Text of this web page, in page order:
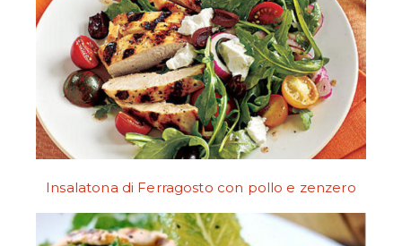
Insalatona di Ferragosto con pollo e zenzero